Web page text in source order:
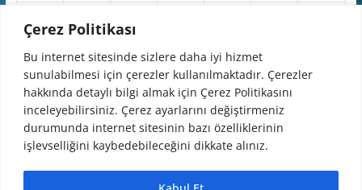
Çerez Politikası
Bu internet sitesinde sizlere daha iyi hizmet
sunulabilmesi için çerezler kullanılmaktadır. Çerezler
hakkında detaylı bilgi almak için Çerez Politikasını
inceleyebilirsiniz. Çerez ayarlarını değiştirmeniz
durumunda internet sitesinin bazı özelliklerinin
işlevselliğini kaybedebileceğini dikkate alınız.
« Haz